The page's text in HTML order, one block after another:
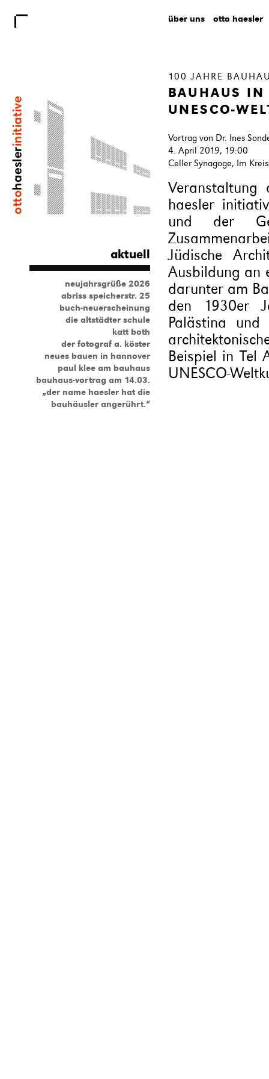
aktuell
neujahrsgrüße 2026
abriss speicherstr. 25
buch-neuerscheinung
die altstädter schule
katt both
der fotograf a. köster
neues bauen in hannover
paul klee am bauhaus
bauhaus-vortrag am 14.03.
„der name haesler hat die
bauhäusler angerührt.“
über uns otto haesler
100 JAHRE
BAUHAUS IN
UNESCO-
Vortrag von Dr. Ines
4. April 2019, 19:00
Celler Synagoge, Im
haesler
und der
Jüdische
Ausbildung an
darunter am
den 1930er
Palästina und
Beispiel in Tel
UNESCO-